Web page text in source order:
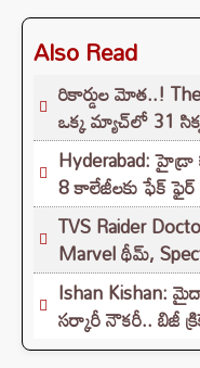
Also Read
రికార్డుల మోత..!
ఒక్క మ్యాచ్‌లో 31
Hyderabad:
8 కాలేజీలకు ఫేక్ ఫైర్
TVS Raider
Marvel థీమ్,
Ishan Kishan:
సర్కారీ నౌకరీ.. బిజీ